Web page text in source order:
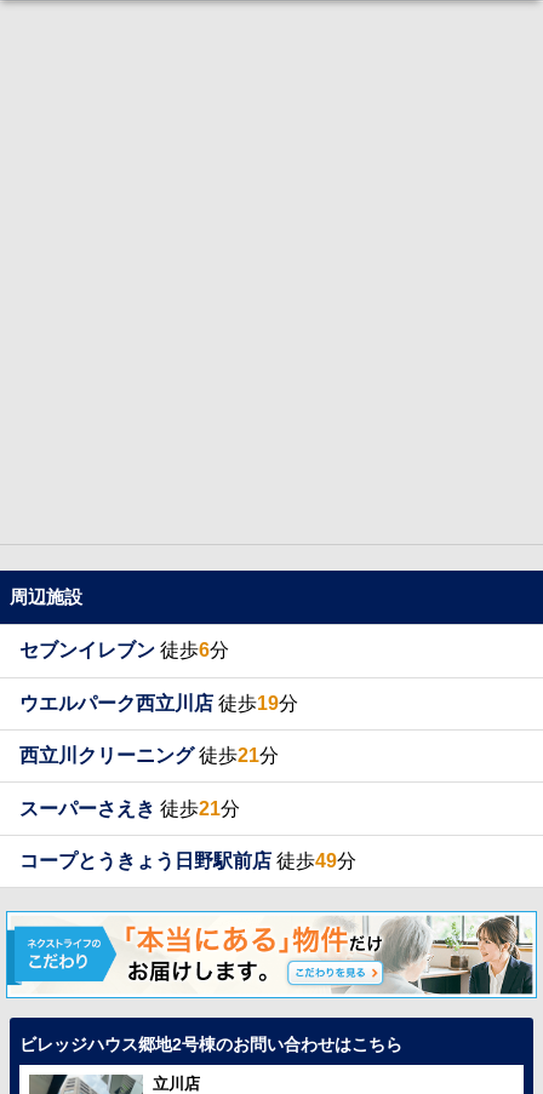
周辺施設
セブンイレブン 徒歩6分
ウエルパーク西立川店 徒歩19分
西立川クリーニング徒歩21分
スーパーさえき 徒歩21分
コープとうきょう日野駅前店 徒歩49分
ビレッジハウス郷地2号棟のお問い合わせはこちら
立川店